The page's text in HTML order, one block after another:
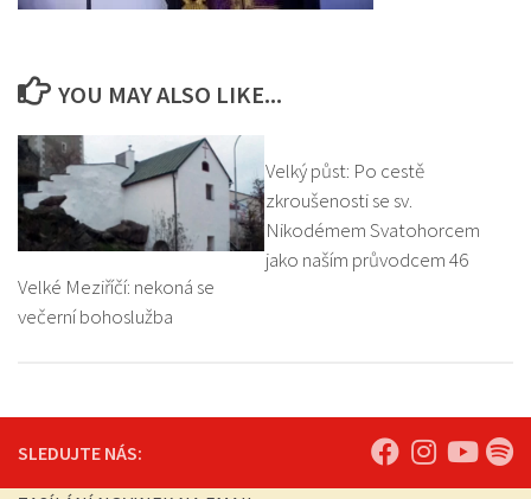
YOU MAY ALSO LIKE...
Velké Meziříčí: nekoná se
večerní bohoslužba
Velký půst: Po cestě
zkroušenosti se sv.
Nikodémem Svatohorcem
jako naším průvodcem 46
SLEDUJTE NÁS: